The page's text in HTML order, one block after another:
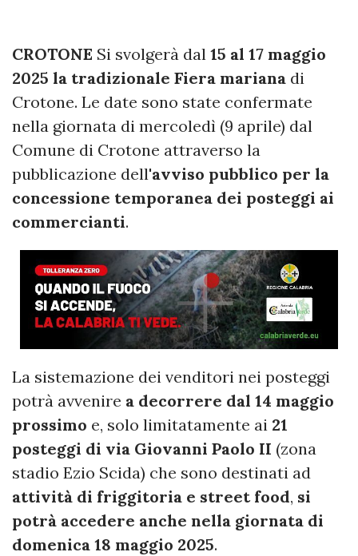
CROTONE Si svolgerà dal 15 al 17 maggio
2025 la tradizionale Fiera mariana di
Crotone. Le date sono state confermate
nella giornata di mercoledì (9 aprile) dal
Comune di Crotone attraverso la
pubblicazione dell'avviso pubblico per la
concessione temporanea dei posteggi ai
commercianti.
La sistemazione dei venditori nei posteggi
potrà avvenire a decorrere dal 14 maggio
prossimo e, solo limitatamente ai 21
posteggi di via Giovanni Paolo II (zona
stadio Ezio Scida) che sono destinati ad
attività di friggitoria e street food, si
potrà accedere anche nella giornata di
domenica 18 maggio 2025.